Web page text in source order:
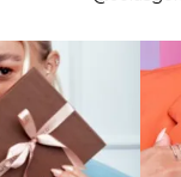
em ouro e
em si
acordo com o